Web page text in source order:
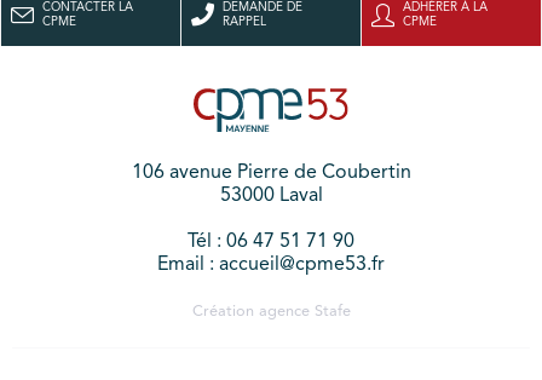
CONTACTER LA
CPME
DEMANDE DE
RAPPEL
ADHÉRER À LA
CPME
106 avenue Pierre de Coubertin
53000 Laval
Tél : 06 47 51 71 90
Email : accueil@cpme53.fr
Création agence Stafe